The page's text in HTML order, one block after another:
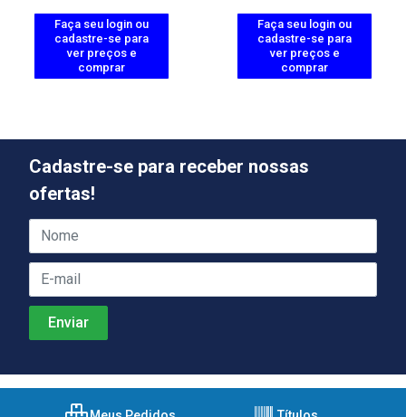
Faça seu login ou
cadastre-se para
ver preços e
comprar
Faça seu login ou
cadastre-se para
ver preços e
comprar
Cadastre-se para receber nossas
ofertas!